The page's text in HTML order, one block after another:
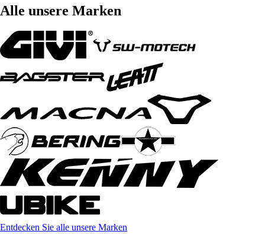
Alle unsere Marken
Entdecken Sie alle unsere Marken